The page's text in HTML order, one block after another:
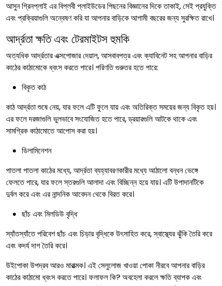
আসুন গ্রিনপ্লাই এর বিপ্লবী প্লাইউডের পিছনের বিজ্ঞানের দিকে তাকাই, সেই প্রযুক্তি
এবং প্রক্রিয়াগুলি অন্বেষণ করি যা আপনার বাড়িকে আগামী বছরের জন্য সুরক্ষিত রাখে।
আর্দ্রতা ক্ষতি এবং টেরমাইটস হুমকি
অত্যধিক আর্দ্রতার এক্সপোজার দেয়াল, আসবাবপত্র এবং ক্যাবিনেট সহ আপনার বাড়ির
কাঠের কাঠামোকে ধ্বংস করতে পারে। পরিণতি গুরুতর হতে পারে:
বিকৃত কাঠ
কাঠ আর্দ্রতা শুষে নেয়, যার ফলে এটি ফুলে যায় এবং অতিরিক্ত সময়ের জন্য বিকৃত হয়।
এর ফলে দরজাগুলি ভুলভাবে সংযোজিত হতে পারে, ড্রয়ারগুলি আটকে থাকে এবং
সামগ্রিক কাঠামোতে আপোস করা হয়।
ডিলামিনেশন
পাতলা পাতলা কাঠের মধ্যে, আর্দ্রতা ব্যহ্যাবরণকারীর মধ্যে আঠালো বন্ধন ভেঙ্গে
ফেলতে পারে, যার ফলে স্তরগুলি আলাদা এবং বিচ্ছিন্ন হয়ে যায়। এটি উপাদানটিকে
দুর্বল করে এবং এর নান্দনিক আবেদন থেকে বিরত করে।
ছাঁচ এবং মিলডিউ বৃদ্ধি
স্যাঁতস্যাঁতে পরিবেশ ছাঁচ এবং চিড়ার বৃদ্ধিকে উৎসাহিত করে, স্বাস্থ্যের ঝুঁকি তৈরি করে
এবং কদর্য দাগ তৈরি করে।
উইপোকা উপদ্রব আরও মারাত্মক। এই সেলুলোজ খাওয়া পোকা নীরবে আপনার বাড়ির
কাঠের কাঠামো ধ্বংস করতে পারে। ফলাফল কি? অবহেলা করলে ক্ষতি ব্যাপক এবং